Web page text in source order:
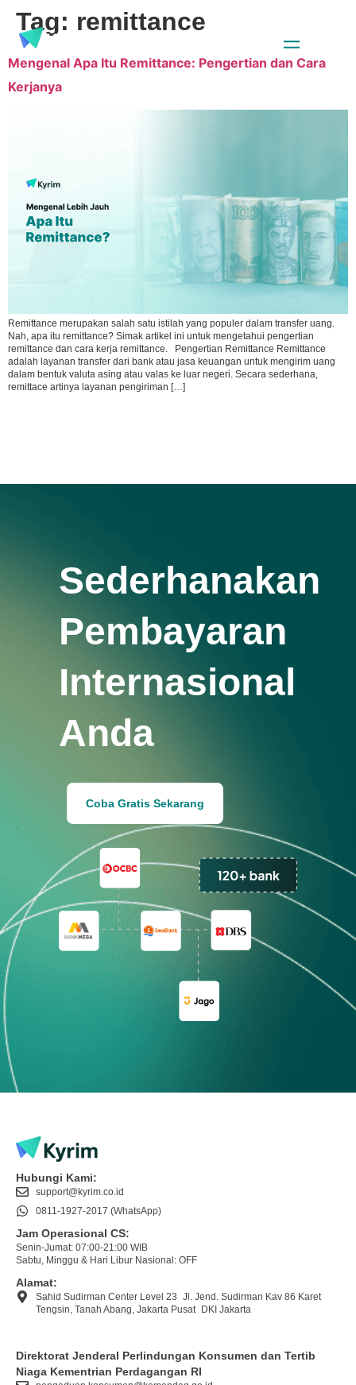
Tag: remittance
Mengenal Apa Itu Remittance: Pengertian dan Cara
Kerjanya
Remittance merupakan salah satu istilah yang populer dalam transfer uang.
Nah, apa itu remittance? Simak artikel ini untuk mengetahui pengertian
remittance dan cara kerja remittance. Pengertian Remittance Remittance
adalah layanan transfer dari bank atau jasa keuangan untuk mengirim uang
dalam bentuk valuta asing atau valas ke luar negeri. Secara sederhana,
remittace artinya layanan pengiriman […]
Sederhanakan
Pembayaran
Internasional
Anda
Coba Gratis Sekarang
Hubungi Kami:
support@kyrim.co.id
0811-1927-2017 (WhatsApp)
Jam Operasional CS:
Senin-Jumat: 07:00-21:00 WIB
Sabtu, Minggu & Hari Libur Nasional: OFF
Alamat:
Sahid Sudirman Center Level 23 Jl. Jend. Sudirman Kav 86 Karet
Tengsin, Tanah Abang, Jakarta Pusat DKI Jakarta
Direktorat Jenderal Perlindungan Konsumen dan Tertib
Niaga Kementrian Perdagangan RI